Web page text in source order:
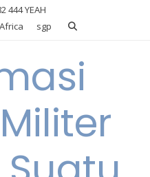
444 YEAH
sgp